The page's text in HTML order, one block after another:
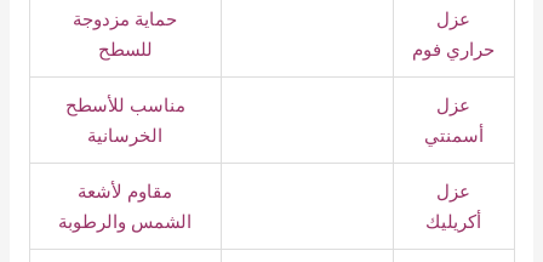
عزل
حراري فوم
حماية مزدوجة
للسطح
عزل
أسمنتي
مناسب للأسطح
الخرسانية
عزل
أكريليك
مقاوم لأشعة
الشمس والرطوبة